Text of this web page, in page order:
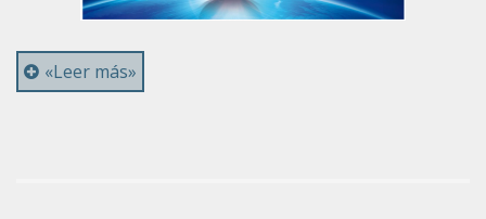
«Leer más»